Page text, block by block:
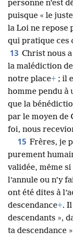
personne n’est
puisque « le
la Loi ne repose
qui pratique ces
13 Christ nous
la malédiction
notre place+ ; il
homme pendu à
que la
par le moyen de
foi, nous
15 Frères, je
purement
validée, même
l’annule ou n’y
ont été dites à
descendance+. Il
descendants »,
ta descendance